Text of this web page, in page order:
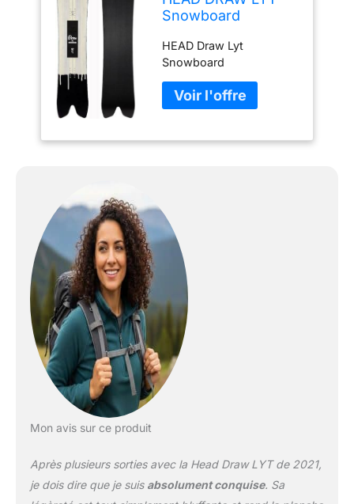
Snowboard
HEAD Draw Lyt
Snowboard
Mon avis sur ce produit
Après plusieurs sorties avec la Head Draw LYT de 2021,
je dois dire que je suis absolument conquise. Sa